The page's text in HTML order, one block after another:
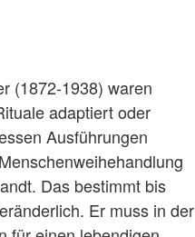
(1872-1938) waren
adaptiert oder
Ausführungen
Das bestimmt bis
Er muss in der